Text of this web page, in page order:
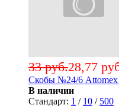
28,77
33 руб.
Скобы №24/6 Attomex
В наличии
Стандарт: 1 / 10 / 500